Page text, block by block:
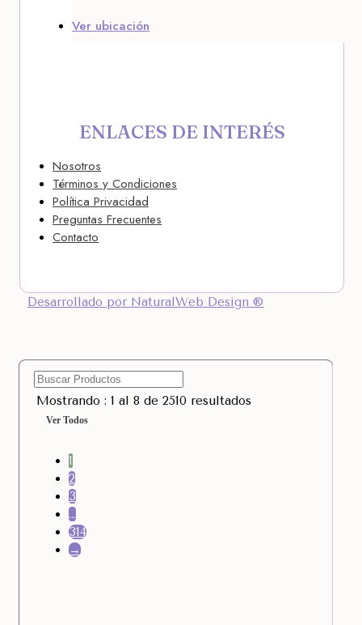
Ver ubicación
ENLACES DE INTERÉS
Nosotros
Términos y Condiciones
Política Privacidad
Preguntas Frecuentes
Contacto
Desarrollado por NaturalWeb Design ®
Mostrando : 1 al 8 de 2510 resultados
Ver Todos
1
2
3
…
314
→